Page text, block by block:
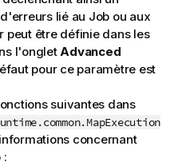
lié au Job ou aux
peut être définie dans les
l'ongletAdvanced
pour ce paramètre est
suivantes dans
concernant
: